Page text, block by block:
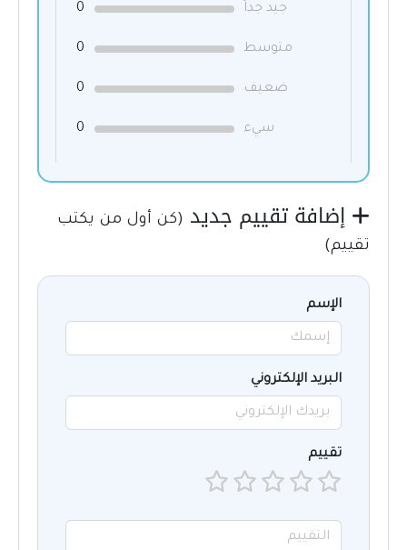
جيد جداً 0
متوسط 0
ضعيف 0
سيء 0
إضافة تقييم جديد (كن أول من يكتب
تقييم)
الإسم
البريد الإلكتروني
تقييم